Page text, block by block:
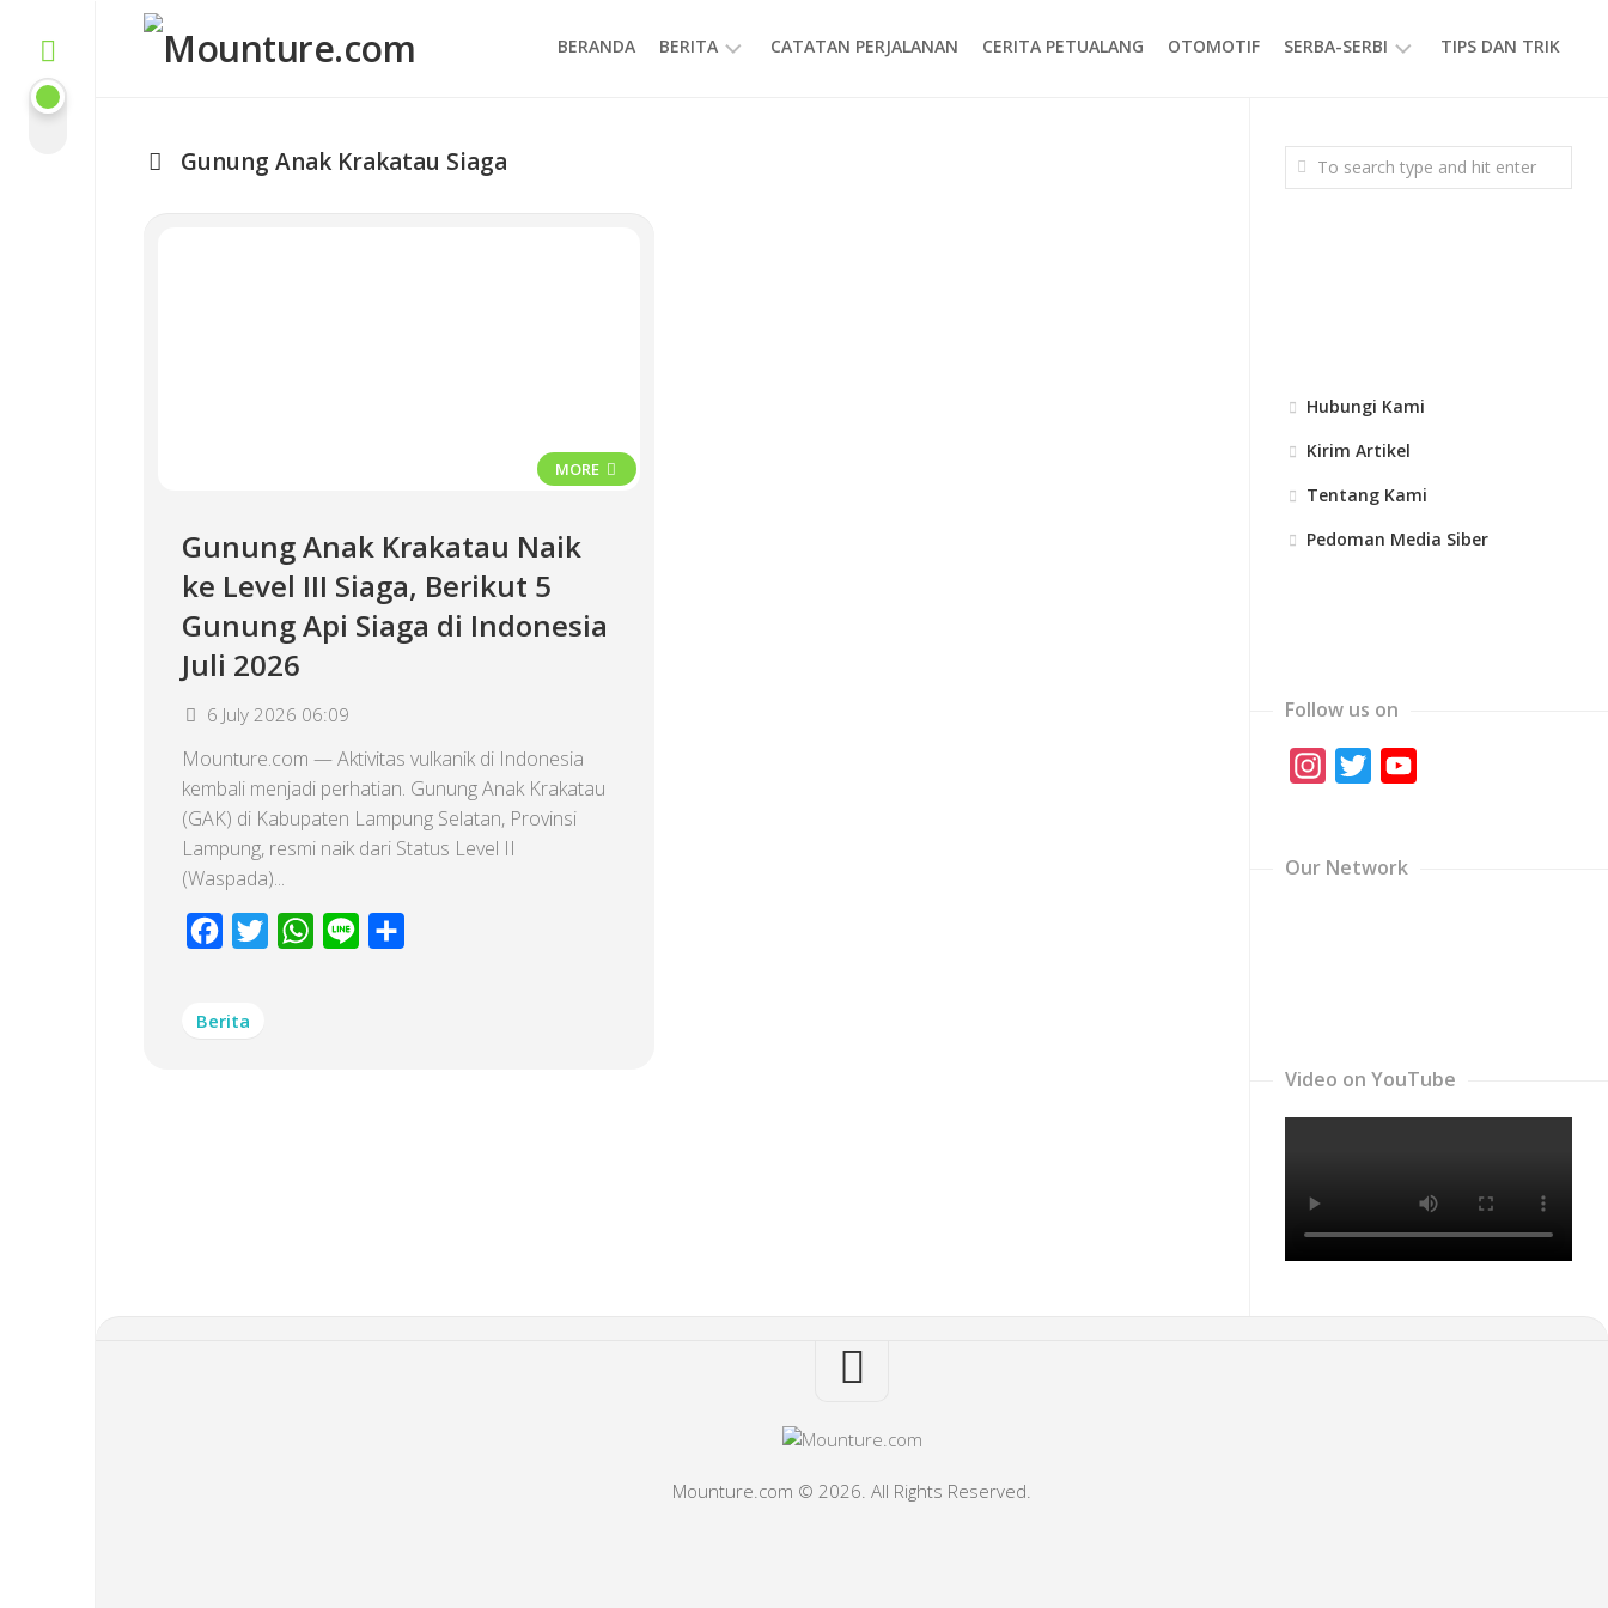
content
BERANDA BERITA CATATAN PERJALANAN CERITA PETUALANG OTOMOTIF SERBA-SERBI
GAYA
HIDUP
TIPS DAN TRIK
Gunung Anak Krakatau Siaga
MORE
Gunung Anak Krakatau Naik
ke Level III Siaga, Berikut 5
Gunung Api Siaga di Indonesia
Juli 2026
6 July 2026 06:09
Mounture.com — Aktivitas vulkanik di Indonesia
kembali menjadi perhatian. Gunung Anak Krakatau
(GAK) di Kabupaten Lampung Selatan, Provinsi
Lampung, resmi naik dari Status Level II
(Waspada)...
Facebook
Twitter WhatsApp
Line
Berita
Hubungi Kami
Kirim Artikel
Tentang Kami
Pedoman Media Siber
Follow us on
Instagram
Twitter
Our Network
Video on YouTube
Mounture.com © 2026. All Rights Reserved.